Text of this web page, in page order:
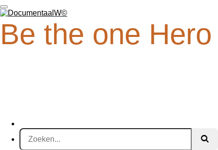
Ga
direct
naar
de
hoofdinhoud
Be the one Hero